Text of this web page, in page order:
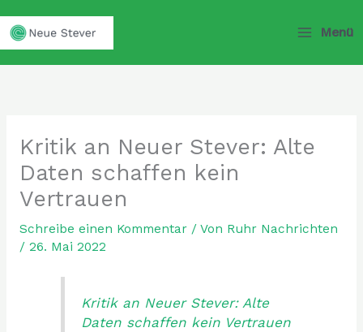
Inhalt
springen
Menü
Kritik an Neuer Stever: Alte
Daten schaffen kein
Vertrauen
Schreibe einen Kommentar / Von Ruhr Nachrichten
/ 26. Mai 2022
Kritik an Neuer Stever: Alte
Daten schaffen kein Vertrauen